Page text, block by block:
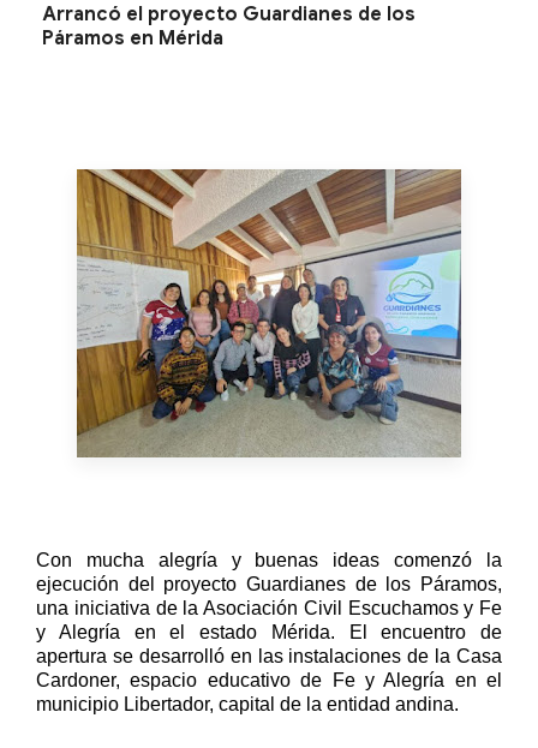
Arrancó el proyecto Guardianes de los
Páramos en Mérida
Con mucha alegría y buenas ideas comenzó la
ejecución del proyecto Guardianes de los Páramos,
una iniciativa de la Asociación Civil Escuchamos y Fe
y Alegría
en el estado Mérida. El encuentro de
apertura se desarrolló en las instalaciones de la Casa
Cardoner, espacio educativo de
Fe y Alegría en el
municipio Libertador, capital de la entidad andina.